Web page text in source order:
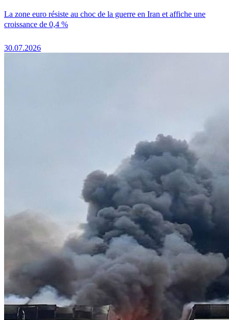
La zone euro résiste au choc de la guerre en Iran et affiche une
croissance de 0,4 %
30.07.2026